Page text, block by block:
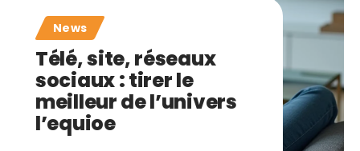
News
Télé, site, réseaux
sociaux : tirer le
meilleur de l’univers
l’equioe